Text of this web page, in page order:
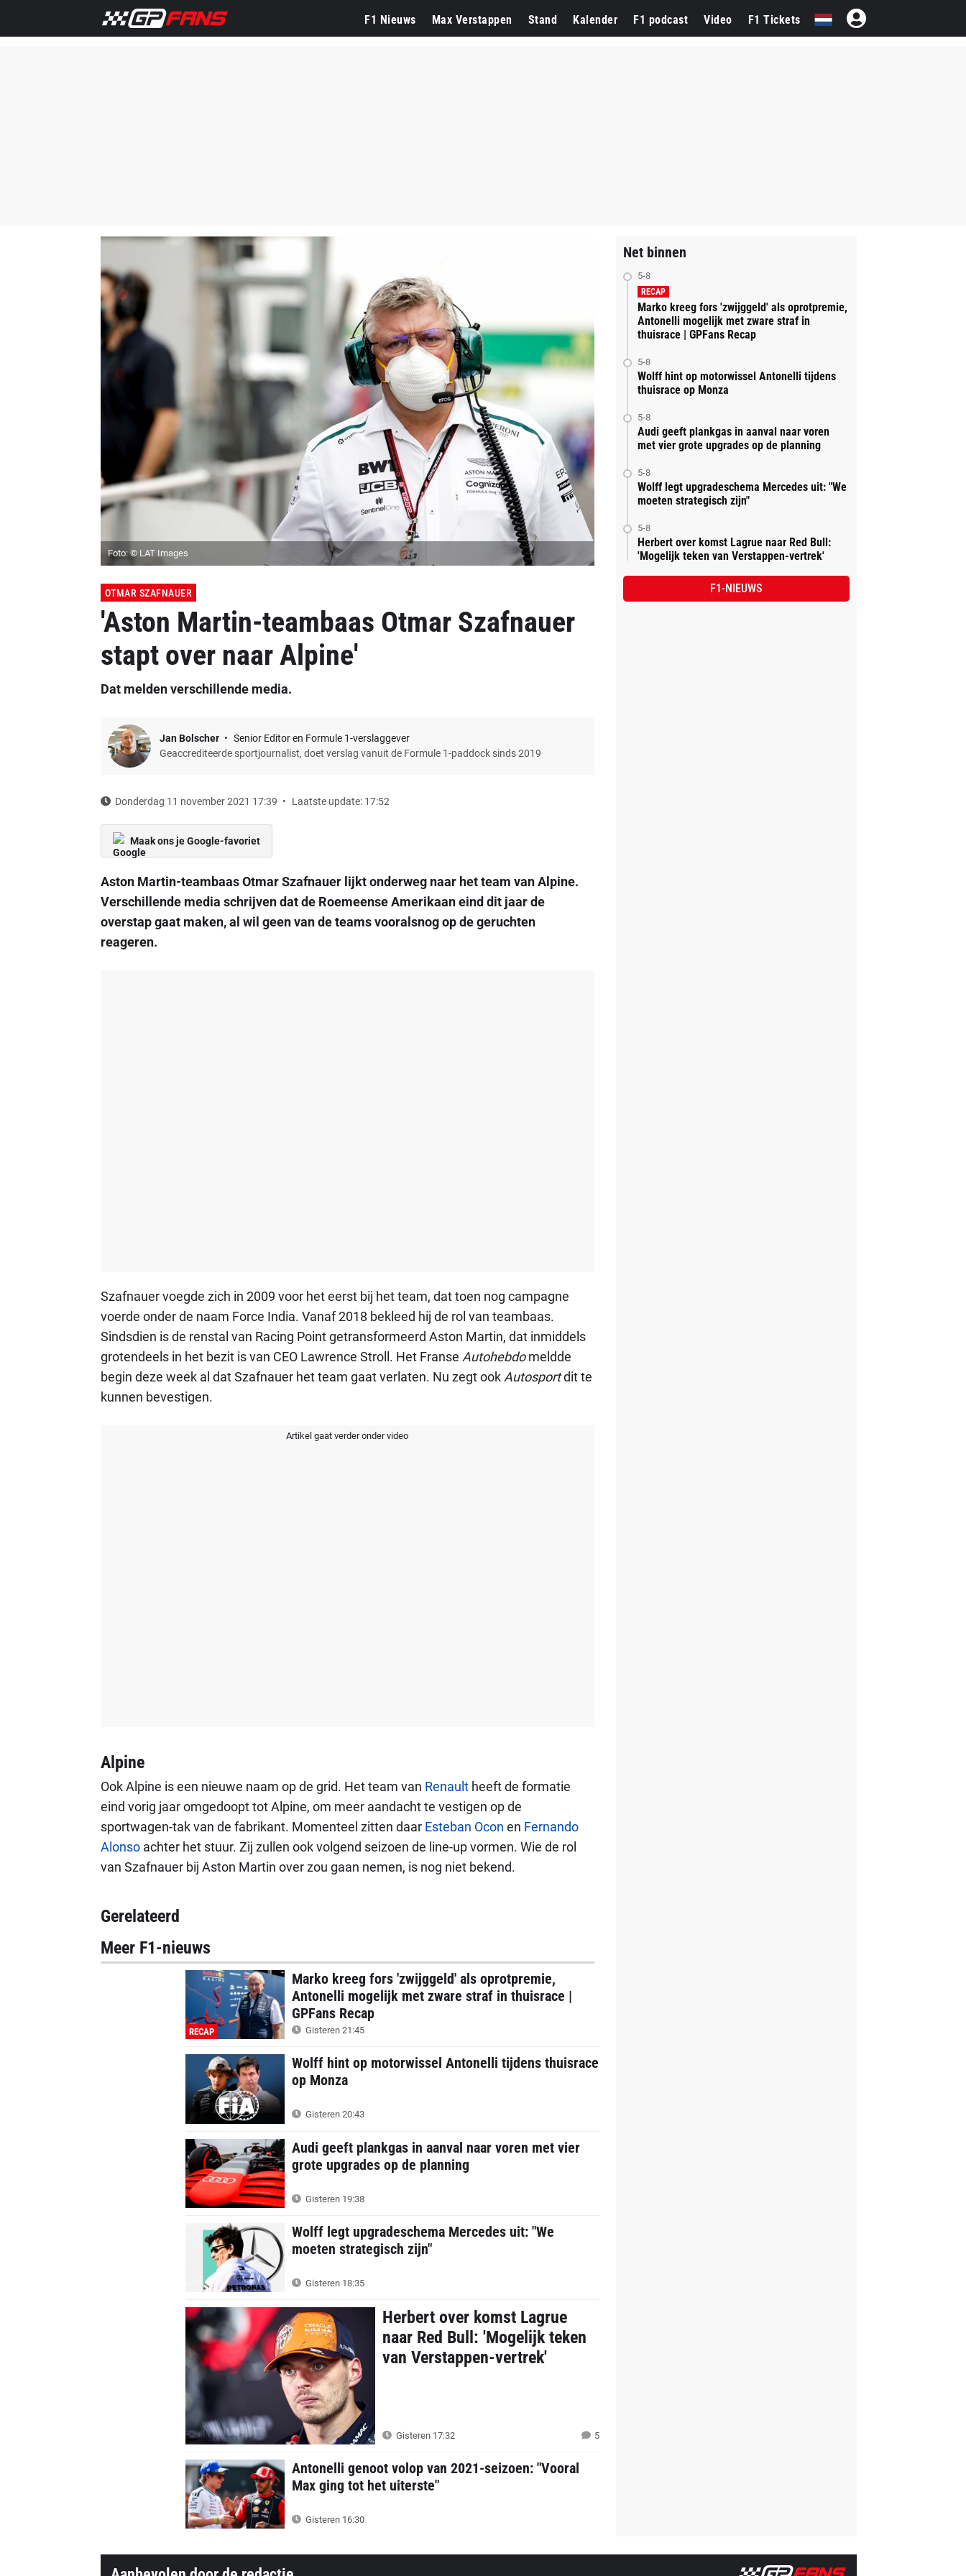
F1 Nieuws Max Verstappen Stand Kalender F1 podcast Video F1 Tickets
Foto: © LAT Images
OTMAR SZAFNAUER
'Aston Martin-teambaas Otmar Szafnauer
stapt over naar Alpine'
Dat melden verschillende media.
Jan Bolscher
Senior Editor en Formule 1-verslaggever
Geaccrediteerde sportjournalist, doet verslag vanuit de Formule 1-paddock sinds 2019
Donderdag 11 november 2021 17:39 Laatste update: 17:52
Maak ons je Google-favoriet
Aston Martin-teambaas Otmar Szafnauer lijkt onderweg naar het team van Alpine.
Verschillende media schrijven dat de Roemeense Amerikaan eind dit jaar de
overstap gaat maken, al wil geen van de teams vooralsnog op de geruchten
reageren.
Szafnauer voegde zich in 2009 voor het eerst bij het team, dat toen nog campagne
voerde onder de naam Force India. Vanaf 2018 bekleed hij de rol van teambaas.
Sindsdien is de renstal van Racing Point getransformeerd Aston Martin, dat inmiddels
grotendeels in het bezit is van CEO Lawrence Stroll. Het Franse Autohebdomeldde
begin deze week al dat Szafnauer het team gaat verlaten. Nu zegt ook Autosportdit te
kunnen bevestigen.
Artikel gaat verder onder video
Alpine
Ook Alpine is een nieuwe naam op de grid. Het team van Renaultheeft de formatie
eind vorig jaar omgedoopt tot Alpine, om meer aandacht te vestigen op de
sportwagen-tak van de fabrikant. Momenteel zitten daar Esteban Ocon en Fernando
Alonsoachter het stuur. Zij zullen ook volgend seizoen de line-up vormen. Wie de rol
van Szafnauer bij Aston Martin over zou gaan nemen, is nog niet bekend.
Gerelateerd
Meer F1-nieuws
RECAP
Marko kreeg fors 'zwijggeld' als oprotpremie,
Antonelli mogelijk met zware straf in thuisrace |
GPFans Recap
Gisteren 21:45
Wolff hint op motorwissel Antonelli tijdens thuisrace
op Monza
Gisteren 20:43
Audi geeft plankgas in aanval naar voren met vier
grote upgrades op de planning
Gisteren 19:38
Wolff legt upgradeschema Mercedes uit: "We
moeten strategisch zijn"
Gisteren 18:35
Herbert over komst Lagrue
naar Red Bull: 'Mogelijk teken
van Verstappen-vertrek'
Gisteren 17:32 5
Antonelli genoot volop van 2021-seizoen: "Vooral
Max ging tot het uiterste"
Gisteren 16:30
Net binnen
5-8
RECAP
Marko kreeg fors 'zwijggeld' als oprotpremie,
Antonelli mogelijk met zware straf in
thuisrace | GPFans Recap
5-8
Wolff hint op motorwissel Antonelli tijdens
thuisrace op Monza
5-8
Audi geeft plankgas in aanval naar voren
met vier grote upgrades op de planning
5-8
Wolff legt upgradeschema Mercedes uit: "We
moeten strategisch zijn"
5-8
Herbert over komst Lagrue naar Red Bull:
'Mogelijk teken van Verstappen-vertrek'
F1-NIEUWS